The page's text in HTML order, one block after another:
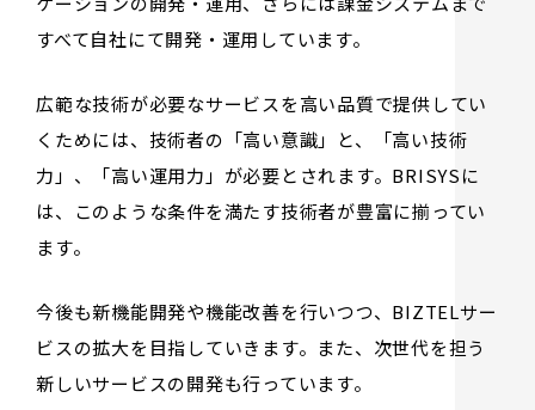
すべて自社にて開発・運用しています。
広範な技術が必要なサービスを高い品質で提供してい
くためには、技術者の「高い意識」と、「高い技術
力」、「高い運用力」が必要とされます。BRISYSに
は、このような条件を満たす技術者が豊富に揃ってい
ます。
今後も新機能開発や機能改善を行いつつ、BIZTELサー
ビスの拡大を目指していきます。また、次世代を担う
新しいサービスの開発も行っています。